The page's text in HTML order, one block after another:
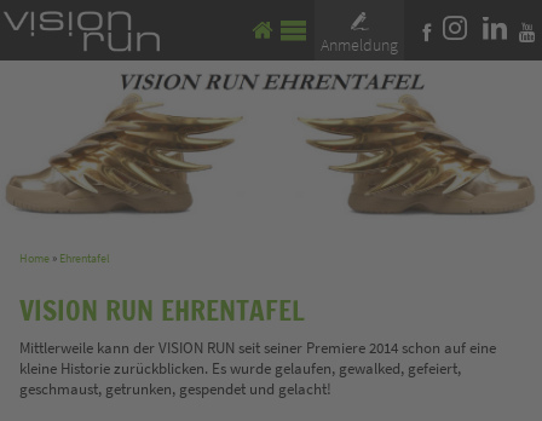
Anmeldung
Home » Ehrentafel
VISION RUN EHRENTAFEL
Mittlerweile kann der VISION RUN seit seiner Premiere 2014 schon auf eine
kleine Historie zurückblicken. Es wurde gelaufen, gewalked, gefeiert,
geschmaust, getrunken, gespendet und gelacht!